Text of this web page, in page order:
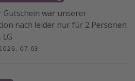
Gutschein war unserer
nach leider nur für 2 Personen
07:03